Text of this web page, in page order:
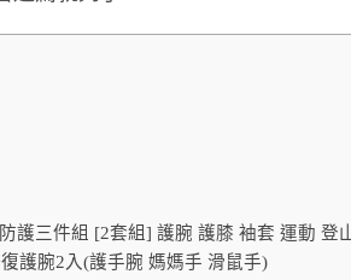
護三件組 [2套組] 護腕 護膝 袖套 運動 登
護腕2入(護手腕 媽媽手 滑鼠手)